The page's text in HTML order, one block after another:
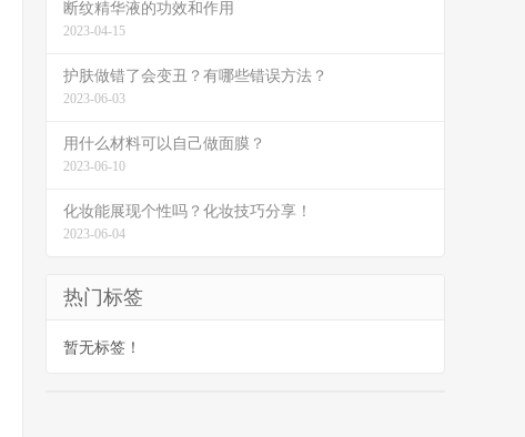
断纹精华液的功效和作用
2023-04-15
护肤做错了会变丑？有哪些错误方法？
2023-06-03
用什么材料可以自己做面膜？
2023-06-10
化妆能展现个性吗？化妆技巧分享！
2023-06-04
热门标签
暂无标签！